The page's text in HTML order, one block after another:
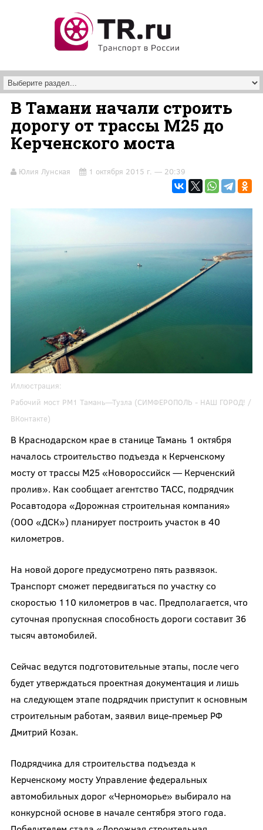
В Тамани начали строить
дорогу от трассы М25 до
Керченского моста
Юлия Лунская 1 октября 2015 г. — 20:39
Иллюстрация:
Рабочий мост РМ1 Тамань—Тузла (СИМФЕРОПОЛЬ - НАШ ГОРОД! /
ВКонтакте)
В Краснодарском крае в станице Тамань 1 октября
началось строительство подъезда к Керченскому
мосту от трассы М25 «Новороссийск — Керченский
пролив». Как сообщает агентство ТАСС, подрядчик
Росавтодора «Дорожная строительная компания»
(ООО «ДСК») планирует построить участок в 40
километров.
На новой дороге предусмотрено пять развязок.
Транспорт сможет передвигаться по участку со
скоростью 110 километров в час. Предполагается, что
суточная пропускная способность дороги составит 36
тысяч автомобилей.
Сейчас ведутся подготовительные этапы, после чего
будет утверждаться проектная документация и лишь
на следующем этапе подрядчик приступит к основным
строительным работам, заявил вице-премьер РФ
Дмитрий Козак.
Подрядчика для строительства подъезда к
Керченскому мосту Управление федеральных
автомобильных дорог «Черноморье» выбирало на
конкурсной основе в начале сентября этого года.